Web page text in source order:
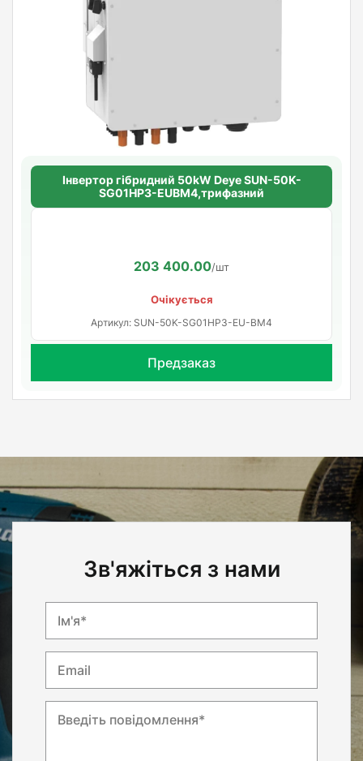
Інвертор гібридний 50kW Deye SUN-50K-
SG01HP3-EUBM4,трифазний
203 400.00/шт
Очікується
Артикул: SUN-50K-SG01HP3-EU-BM4
Предзаказ
Зв'яжіться з нами
Ім'я*
Email
Введіть повідомлення*